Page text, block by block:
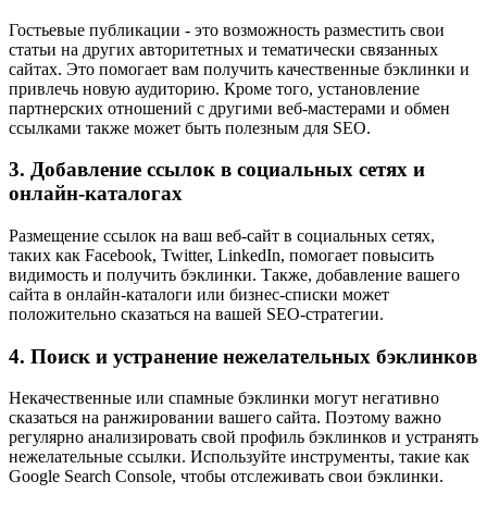
Гостьевые публикации - это возможность разместить свои
статьи на других авторитетных и тематически связанных
сайтах. Это помогает вам получить качественные бэклинки и
привлечь новую аудиторию. Кроме того, установление
партнерских отношений с другими веб-мастерами и обмен
ссылками также может быть полезным для SEO.
3. Добавление ссылок в социальных сетях и
онлайн-каталогах
Размещение ссылок на ваш веб-сайт в социальных сетях,
таких как Facebook, Twitter, LinkedIn, помогает повысить
видимость и получить бэклинки. Также, добавление вашего
сайта в онлайн-каталоги или бизнес-списки может
положительно сказаться на вашей SEO-стратегии.
4. Поиск и устранение нежелательных бэклинков
Некачественные или спамные бэклинки могут негативно
сказаться на ранжировании вашего сайта. Поэтому важно
регулярно анализировать свой профиль бэклинков и устранять
нежелательные ссылки. Используйте инструменты, такие как
Google Search Console, чтобы отслеживать свои бэклинки.